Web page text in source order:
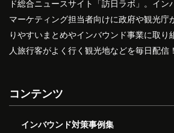
ド総合ニュースサイト「訪日ラボ」。イン
マーケティング担当者向けに政府や観光庁
りやすいまとめやインバウンド事業に取り
人旅行客がよく行く観光地などを毎日配信！
コンテンツ
インバウンド対策事例集